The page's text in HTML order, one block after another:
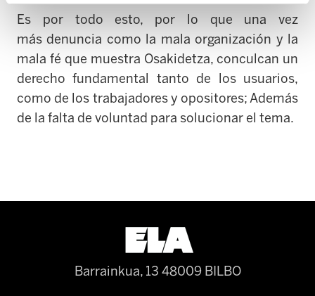
Es por todo esto, por lo que una vez
más denuncia como la mala organización y la
mala fé que muestra Osakidetza, conculcan un
derecho fundamental tanto de los usuarios,
como de los trabajadores y opositores; Además
de la falta de voluntad para solucionar el tema.
Barrainkua, 13 48009 BILBO